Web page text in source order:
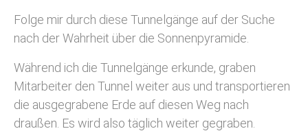
Folge mir durch diese Tunnelgänge auf der Suche
nach der Wahrheit über die Sonnenpyramide.
Während ich die Tunnelgänge erkunde, graben
Mitarbeiter den Tunnel weiter aus und transportieren
die ausgegrabene Erde auf diesen Weg nach
draußen. Es wird also täglich weiter gegraben.